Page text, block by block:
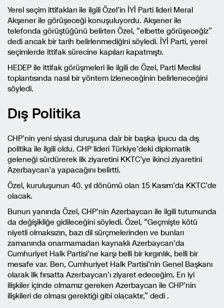
Yerel seçim ittifakları ile ilgili Özel’in İYİ Parti lideri Meral
Akşener ile görüşeceği konuşuluyordu. Akşener ile
telefonda görüştüğünü belirten Özel, “elbette görüşeceğiz”
dedi ancak bir tarih belirlenmediğini söyledi. İYİ Parti, yerel
seçimlerde ittifak sürecine kapıları kapatmıştı.
HEDEP ile ittifak görüşmeleri ile ilgili de Özel, Parti Meclisi
toplantısında nasıl bir yöntem izleneceğinin belirleneceğini
söyledi.
Dış Politika
CHP’nin yeni siyasi duruşuna dair bir başka ipucu da dış
politika ile ilgili oldu. CHP lideri Türkiye’deki diplomatik
geleneği sürdürerek ilk ziyaretini KKTC’ye ikinci ziyaretini
Azerbaycan’a yapacağını belirtti.
Özel, kuruluşunun 40. yıl dönümü olan 15 Kasım’da KKTC’de
olacak.
Bunun yanında Özel, CHP’nin Azerbaycan ile ilgili tutumunda
da değişikliğe gidileceğini söyledi. Özel, “Geçmişte kötü
niyetli olmaksızın, bazı dil sürçmelerinden ve bunları
zamanında onarmamadan kaynaklı Azerbaycan’da
Cumhuriyet Halk Partisi’ne karşı belli bir kırgınlık, belli bir
mesafe var. Ben, Cumhuriyet Halk Partisi’nin Genel Başkanı
olarak ilk fırsatta Azerbaycan’ı ziyaret edeceğim. En iyi
ilişkiler içinde olmamız gereken Azerbaycan ile CHP’nin
ilişkileri de olması gerektiği gibi olacaktır,” dedi .